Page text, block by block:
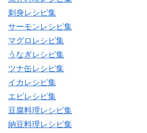
刺身レシピ集
サーモンレシピ集
マグロレシピ集
うなぎレシピ集
ツナ缶レシピ集
イカレシピ集
エビレシピ集
豆腐料理レシピ集
納豆料理レシピ集